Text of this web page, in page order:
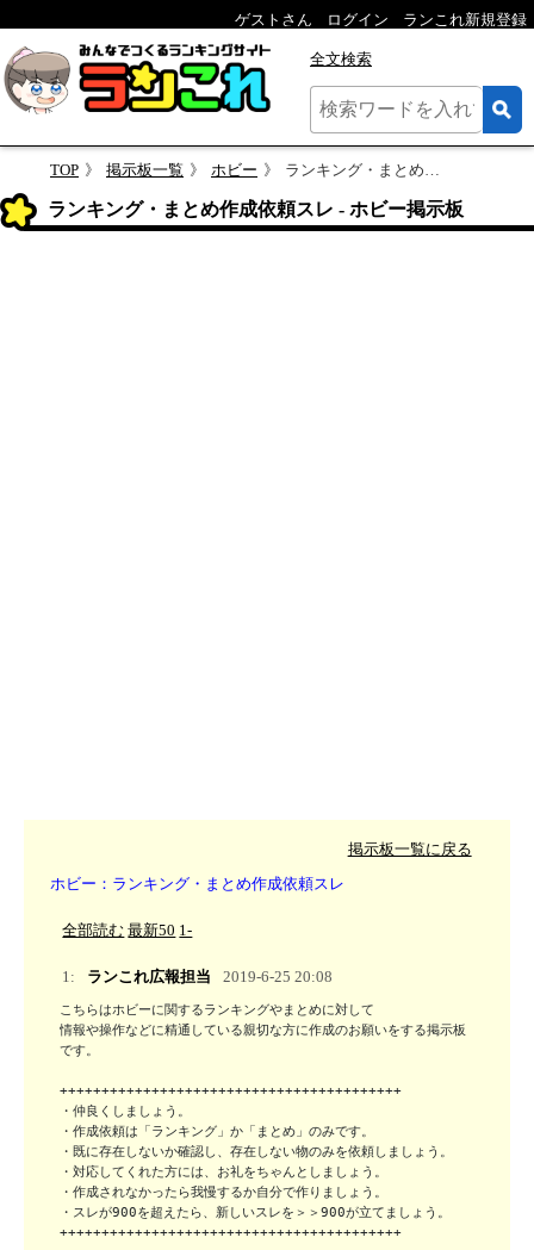
ゲストさん ログイン ランこれ新規登録
全文検索
TOP 掲示板一覧 ホビー ランキング・まとめ作成依頼スレ
ランキング・まとめ作成依頼スレ - ホビー掲示板
掲示板一覧に戻る
ホビー：ランキング・まとめ作成依頼スレ
全部読む 最新50 1-
1: ランこれ広報担当 2019-6-25 20:08
こちらはホビーに関するランキングやまとめに対して
情報や操作などに精通している親切な方に作成のお願いをする掲示板
です。
+++++++++++++++++++++++++++++++++++++++++
・仲良くしましょう。
・作成依頼は「ランキング」か「まとめ」のみです。
・既に存在しないか確認し、存在しない物のみを依頼しましょう。
・対応してくれた方には、お礼をちゃんとしましょう。
・作成されなかったら我慢するか自分で作りましょう。
・スレが900を超えたら、新しいスレを＞＞900が立てましょう。
+++++++++++++++++++++++++++++++++++++++++